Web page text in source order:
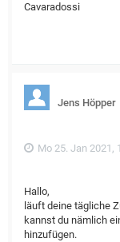
Cavaradossi
Jens Höpper
Mo 25. Jan 2021,
Hallo,
läuft deine tägliche
kannst du nämlich
hinzufügen.